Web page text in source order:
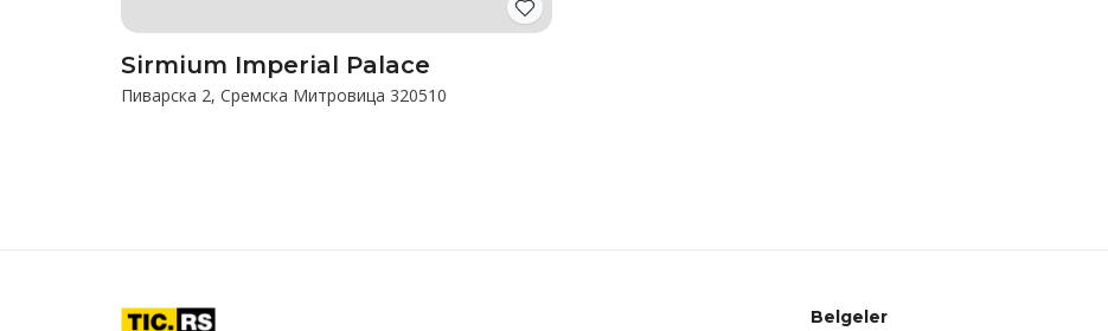
Sirmium Imperial Palace
Пиварска 2, Сремска Митровица 320510
Belgeler